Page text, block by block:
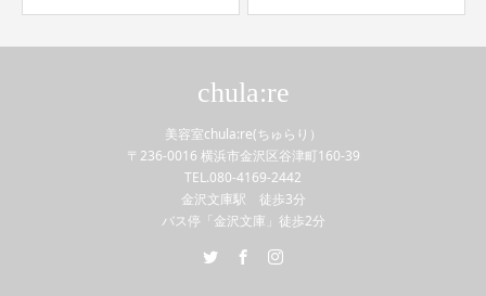
chula:re
美容室chula:re(ちゅらり）
〒236-0016 横浜市金沢区谷津町160-39
TEL.080-4169-2442
金沢文庫駅 徒歩3分
バス停「金沢文庫」徒歩2分